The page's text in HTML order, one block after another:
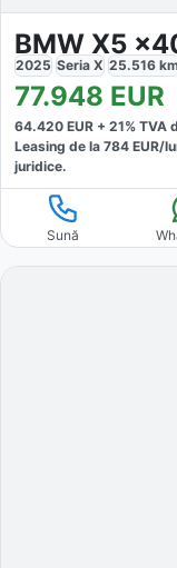
BMW X5
2025 Seria X 25.516
77.948 EUR
64.420 EUR + 21% TVA
Leasing de la 784 EUR/
juridice.
Sună